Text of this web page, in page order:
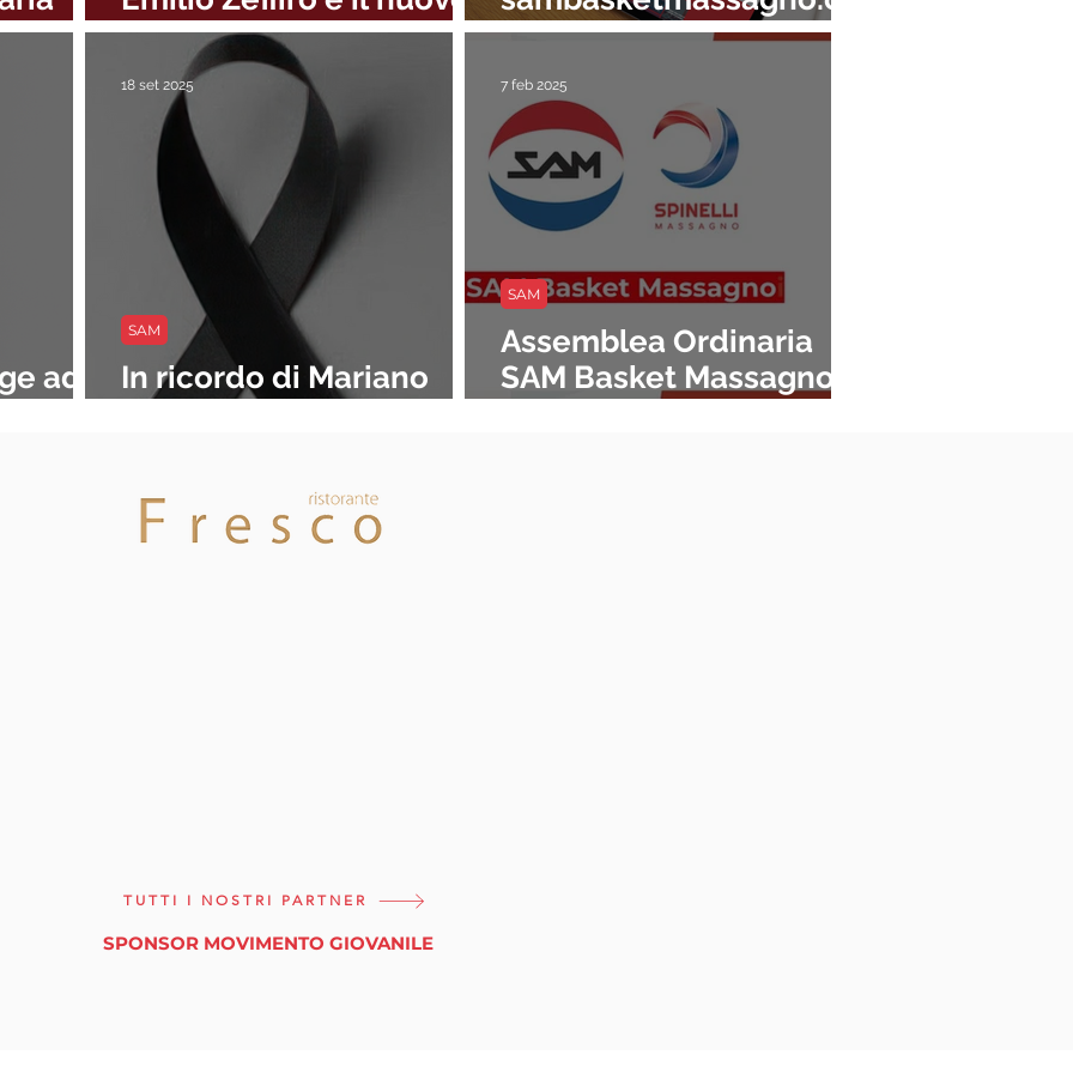
– Responsabile Etico
m, novità in home page!
ad
In ricordo di Mariano
SAM
18 set 2025
Assemblea Ordinaria
SAM Basket Massagno
SAM
7 feb 2025
TUTTI I NOSTRI PARTNER
SPONSOR MOVIMENTO GIOVANILE